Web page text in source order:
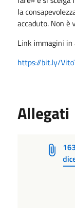
la
accaduto. Non è
Link immagini
https://bit.ly/
Allegati